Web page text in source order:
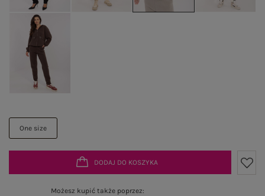
One size
DODAJ DO KOSZYKA
Możesz kupić także poprzez: